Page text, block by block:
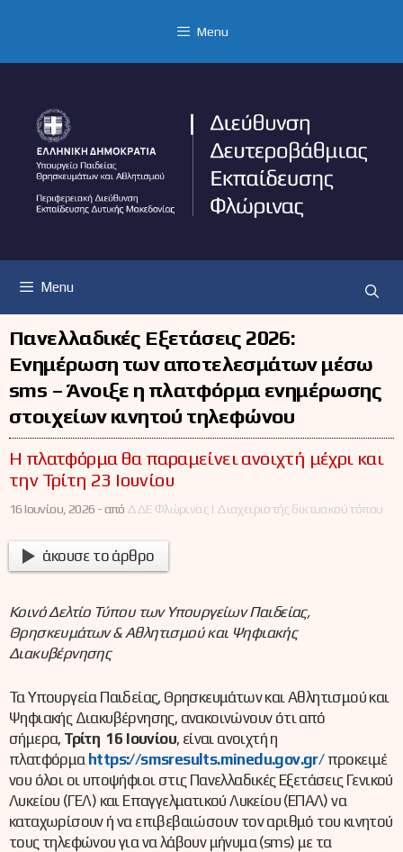
Menu
Menu
Πανελλαδικές Εξετάσεις 2026:
Ενημέρωση των αποτελεσμάτων μέσω
sms – Άνοιξε η πλατφόρμα ενημέρωσης
στοιχείων κινητού τηλεφώνου
Η πλατφόρμα θα παραμείνει ανοιχτή μέχρι και
την Τρίτη 23 Ιουνίου
16 Ιουνίου, 2026 -από ΔΔΕ Φλώρινας | Διαχειριστής δικτυακού τόπου
άκουσε το άρθρο
Κοινό Δελτίο Τύπου των Υπουργείων Παιδείας,
Θρησκευμάτων & Αθλητισμού και Ψηφιακής
Διακυβέρνησης
Τα Υπουργεία Παιδείας, Θρησκευμάτων και Αθλητισμού και
Ψηφιακής Διακυβέρνησης, ανακοινώνουν ότι από
σήμερα, Τρίτη 16 Ιουνίου, είναι ανοιχτή η
πλατφόρμα https://smsresults.minedu.gov.gr/προκειμέ
νου όλοι οι υποψήφιοι στις Πανελλαδικές Εξετάσεις Γενικού
Λυκείου (ΓΕΛ) και Επαγγελματικού Λυκείου (ΕΠΑΛ) να
καταχωρίσουν ή να επιβεβαιώσουν τον αριθμό του κινητού
τους τηλεφώνου για να λάβουν μήνυμα (sms) με τα